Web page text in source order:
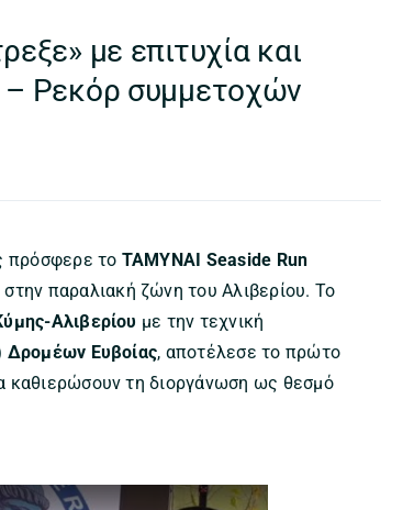
με επιτυχία και
– Ρεκόρ συμμετοχών
πρόσφερε το ΤΑΜΥΝΑΙ Seaside Run
στην παραλιακή ζώνη του Αλιβερίου. Το
Αλιβερίου με την τεχνική
Δρομέων Ευβοίας, αποτέλεσε το πρώτο
καθιερώσουν τη διοργάνωση ως θεσμό